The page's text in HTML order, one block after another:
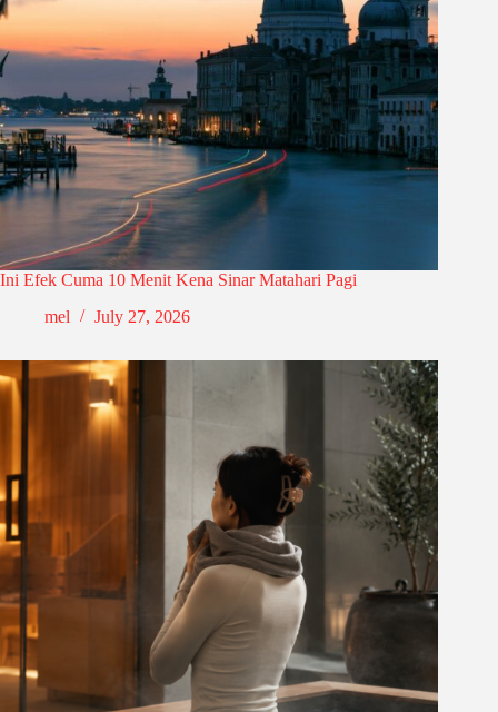
Ini Efek Cuma 10 Menit Kena Sinar Matahari Pagi
mel
July 27, 2026